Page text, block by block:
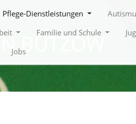
Pflege-Dienstleistungen
Familie und Schule
JobsBÜTZOW